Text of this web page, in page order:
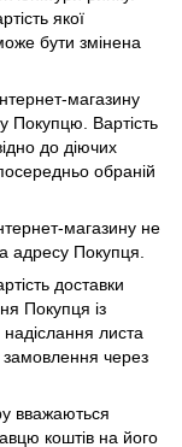
якої
бути змінена
магазину
Покупцю. Вартість
до діючих
обраній
магазину не
адресу Покупця.
доставки
Покупця із
листа
через
вважаються
коштів на його